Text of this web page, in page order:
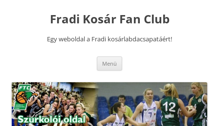
Fradi Kosár Fan Club
Egy weboldal a Fradi kosárlabdacsapatáért!
Menü